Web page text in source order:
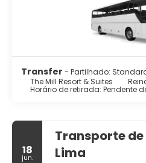
Transfer - Partilhado:
The Mill Resort & Suites
Horário de retirada: Pendente
18
jun.
Transporte
Lima